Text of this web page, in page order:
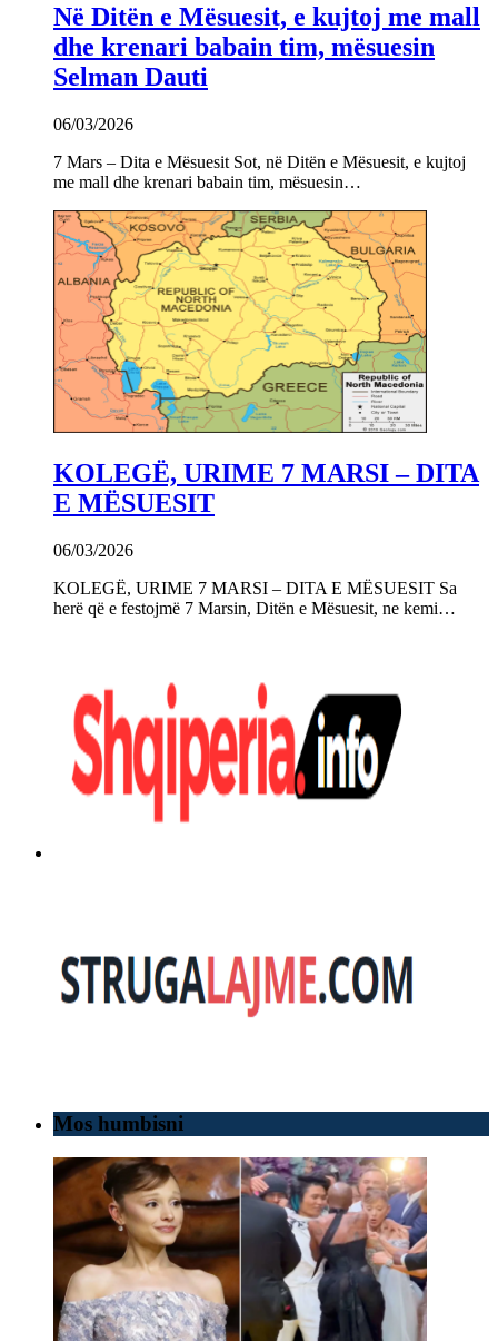
Në Ditën e Mësuesit, e kujtoj me mall
dhe krenari babain tim, mësuesin
Selman Dauti
06/03/2026
7 Mars – Dita e Mësuesit Sot, në Ditën e Mësuesit, e kujtoj
me mall dhe krenari babain tim, mësuesin…
KOLEGË, URIME 7 MARSI – DITA
E MËSUESIT
06/03/2026
KOLEGË, URIME 7 MARSI – DITA E MËSUESIT Sa
herë që e festojmë 7 Marsin, Ditën e Mësuesit, ne kemi…
Mos humbisni